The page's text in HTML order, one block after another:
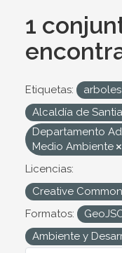
1
Etiquetas:
Alcaldía de
Departamento
Medio Ambiente
Licencias:
Creative
Formatos:
Ambiente y